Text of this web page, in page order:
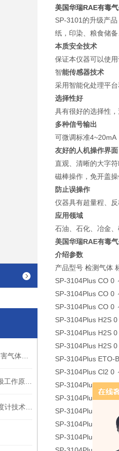
美国华瑞RAE有毒
SP-3101的升级产
纸，印染、粮食储
本质安全技术
保证本仪器可以使
智能传感器技术
采用智能化处理平
选择性好
具有很好的选择性
多种信号输出
可微调标准4~20mA
友好的人机操作界面
直观、清晰的大字
磁棒操作，免开盖
防止误操作
仪器具有超量程、
应用领域
石油、石化、冶金
美国华瑞RAE有毒
介绍参数
产品型号 检测气体
SP-3104Plus CO 0
SP-3104Plus CO 0
SP-3104Plus CO 0
SP-3104Plus H2S
SP-3104Plus H2S
SP-3104Plus H2S
SP-3104Plus ETO-
SP-3104Plus Cl2 0
SP-3104Plus ETO-
SP-3104Plus HCl 0
SP-3104Plus NH3
SP-3104Plus ETO-
SP-3104Plus NO 0